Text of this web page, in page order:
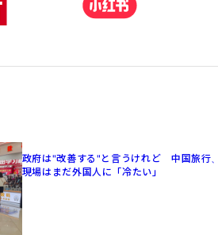
政府は"改善する"と言うけれど 中国旅行
現場はまだ外国人に「冷たい」